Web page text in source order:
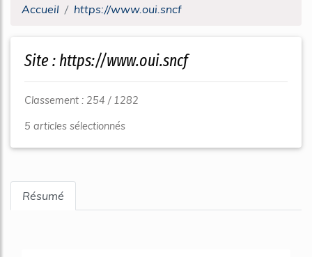
Accueil https://www.oui.sncf
Site : https://www.oui.sncf
Classement : 254 / 1282
5 articles sélectionnés
Résumé